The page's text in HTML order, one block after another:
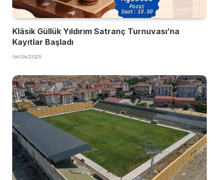
Klâsik Güllük Yıldırım Satranç Turnuvası’na
Kayıtlar Başladı
04/04/2025